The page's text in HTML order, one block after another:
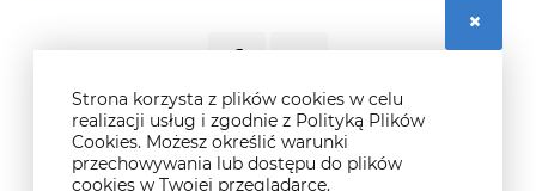
Strona korzysta z plików cookies w celu
realizacji usług i zgodnie z Polityką Plików
Cookies. Możesz określić warunki
przechowywania lub dostępu do plików
cookies w Twojej przeglądarce.
© 2026 didosport.pl. Wszelkie prawa zastrzeżone.
Styl graficzny ShopGadget.pl Sklep internetowy Shoper.pl